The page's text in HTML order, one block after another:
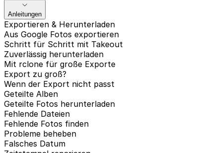
Anleitungen
Exportieren & Herunterladen
Aus Google Fotos exportieren
Schritt für Schritt mit Takeout
Zuverlässig herunterladen
Mit rclone für große Exporte
Export zu groß?
Wenn der Export nicht passt
Geteilte Alben
Geteilte Fotos herunterladen
Fehlende Dateien
Fehlende Fotos finden
Probleme beheben
Falsches Datum